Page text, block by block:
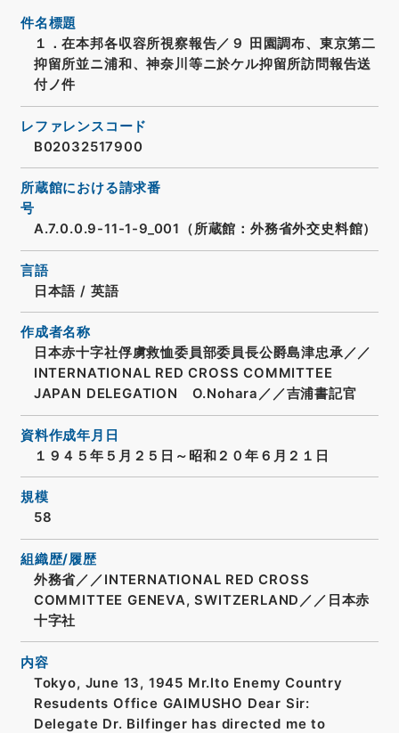
件名標題
１．在本邦各収容所視察報告／９ 田園調布、東京第二
抑留所並ニ浦和、神奈川等ニ於ケル抑留所訪問報告送
付ノ件
レファレンスコード
B02032517900
所蔵館における請求番
号
A.7.0.0.9-11-1-9_001（所蔵館：外務省外交史料館）
言語
日本語 / 英語
作成者名称
日本赤十字社俘虜救恤委員部委員長公爵島津忠承／／
INTERNATIONAL RED CROSS COMMITTEE
JAPAN DELEGATION O.Nohara／／吉浦書記官
資料作成年月日
１９４５年５月２５日～昭和２０年６月２１日
規模
58
組織歴/履歴
外務省／／INTERNATIONAL RED CROSS
COMMITTEE GENEVA, SWITZERLAND／／日本赤
十字社
内容
Tokyo, June 13, 1945 Mr.Ito Enemy Country
Resudents Office GAIMUSHO Dear Sir:
Delegate Dr. Bilfinger has directed me to